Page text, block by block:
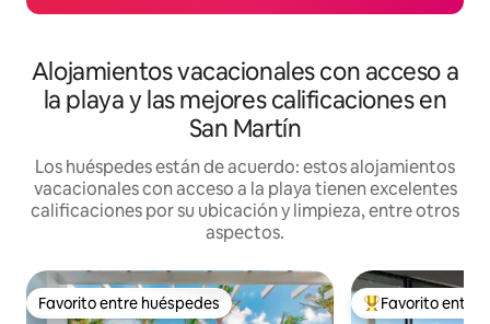
Alojamientos vacacionales con acceso a
la playa y las mejores calificaciones en
San Martín
Los huéspedes están de acuerdo: estos alojamientos
vacacionales con acceso a la playa tienen excelentes
calificaciones por su ubicación y limpieza, entre otros
aspectos.
Favorito entre huéspedes
Favorito entre huéspedes Favorito entre
Favorito entre